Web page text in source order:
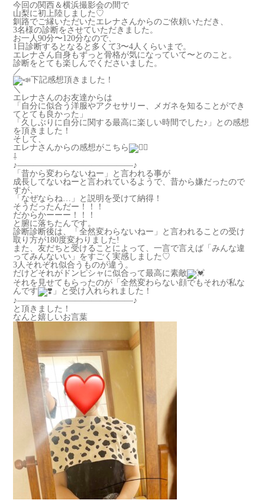
今回の関西＆横浜撮影会の間で
山梨に初上陸しました♡
釧路でご縁いただいたエレナさんからのご依頼いただき、
3名様の診断をさせていただきました。
お一人90分〜120分なので、
1日診断するとなると多くて3〜4人くらいまで。
エレナさん自身もずっと骨格が気になっていて〜とのこと。
診断をとても楽しんでくださいました。
／
下記感想頂きました！
＼
エレナさんのお友達からは
「自分に似合う洋服やアクセサリー、メガネを知ることができ
てとても良かった」
「久しぶりに自分に関する最高に楽しい時間でした♪」との感想
を頂きました！
そして、
エレナさんからの感想がこちら
⇩
♪——————————————♪
「昔から変わらないねー」と言われる事が
成長してないねーと言われているようで、昔から嫌だったので
すが、
「なぜならね…」と説明を受けて納得！
そうだったんだー！！！
だからかーーー！！！
と腑に落ちたんです。
診断診断後は、「全然変わらないねー」と言われることの受け
取り方が180度変わりました!
また、友だちと受けることによって、一言で言えば「みんな違
ってみんないい」をすごく実感しました♡
3人それぞれ似合うものが違う。
だけどそれがドンピシャに似合って最高に素敵
それを見せてもらったのが「全然変わらない顔でもそれが私な
んです
」と受け入れられました！
♪——————————————♪
と頂きました！
なんと嬉しいお言葉